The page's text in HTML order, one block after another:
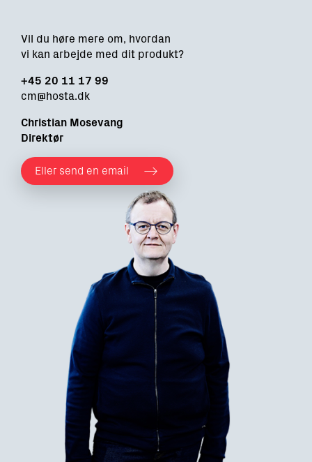
Vil du høre mere om, hvordan
vi kan arbejde med dit produkt?
+45 20 11 17 99
cm@hosta.dk
Christian Mosevang
Direktør
Eller send en email